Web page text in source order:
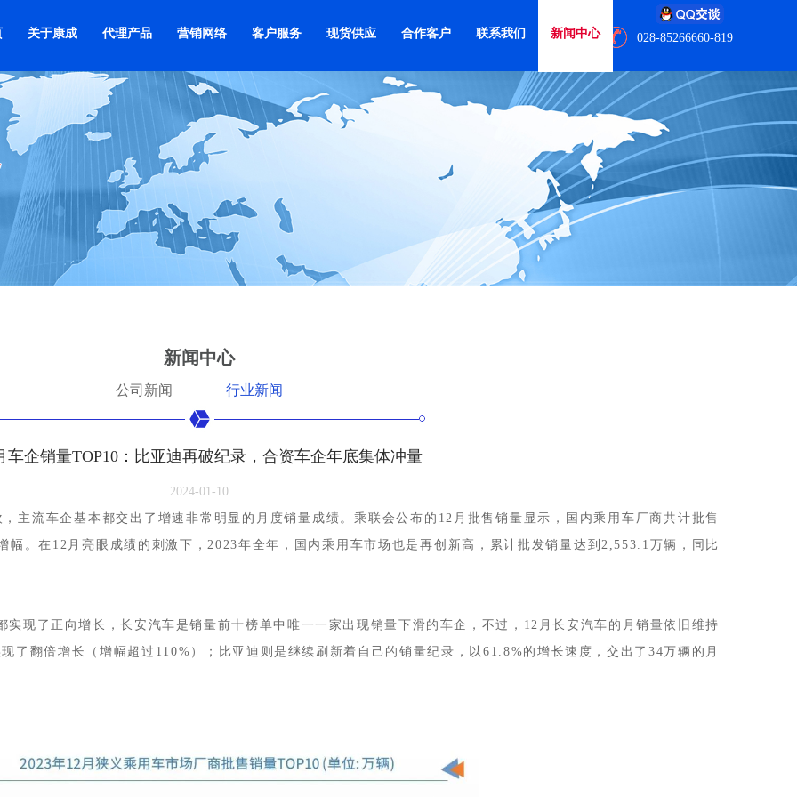
关于康成 代理产品 营销网络 客户服务 现货供应 合作客户 联系我们 新闻中心 028-85266660-819
新闻中心
公司新闻 行业新闻
车企销量TOP10：比亚迪再破纪录，合资车企年底集体冲量
2024-01-10
主流车企基本都交出了增速非常明显的月度销量成绩。乘联会公布的12月批售销量显示，国内乘用车厂商共计批售
。在12月亮眼成绩的刺激下，2023年全年，国内乘用车市场也是再创新高，累计批发销量达到2,553.1万辆，同比
现了正向增长，长安汽车是销量前十榜单中唯一一家出现销量下滑的车企，不过，12月长安汽车的月销量依旧维持
了翻倍增长（增幅超过110%）；比亚迪则是继续刷新着自己的销量纪录，以61.8%的增长速度，交出了34万辆的月